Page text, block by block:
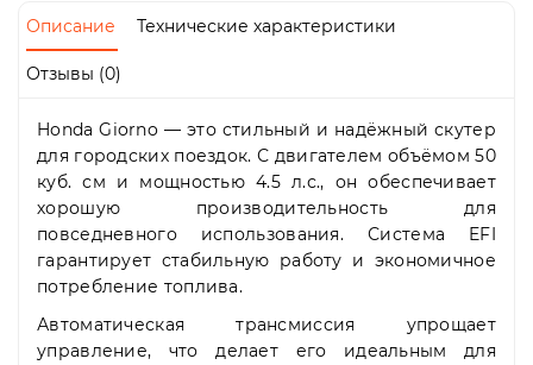
-
19:00
Сб
10:00
19:00
Вс
-
выходной
Описание Технические характеристики
Отзывы (0)
Honda Giorno — это стильный и надёжный скутер
для городских поездок. С двигателем объёмом 50
куб. см и мощностью 4.5 л.с., он обеспечивает
хорошую производительность для
повседневного использования. Система EFI
гарантирует стабильную работу и экономичное
потребление топлива.
Автоматическая трансмиссия упрощает
управление, что делает его идеальным для